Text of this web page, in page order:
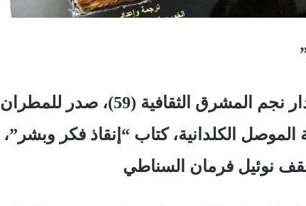
من ضمن سلسلة منشورات دار نجم المشرق الثقافية (59)، صدر للمطران
الكلدانية، كتاب “إنقاذ فكر وبشر”،
نوئيل فرمان السناطي